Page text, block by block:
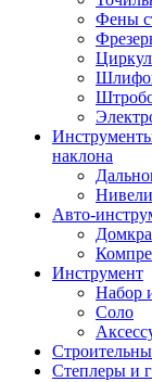
Фены
наклона
Авто-
Инструмент
Набор
Соло
Степлеры и